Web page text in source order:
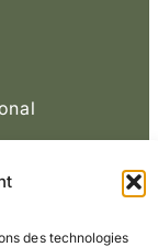
des technologies
Mentions légales